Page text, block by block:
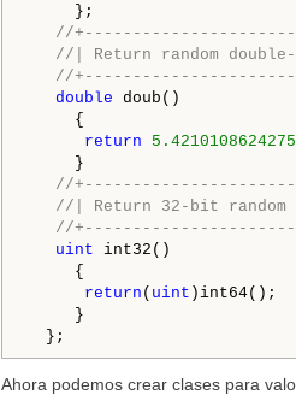
};
//
//| Return random
//
double doub()
{
return
}
//
//| Return 32-bit random
//
uint int32()
{
return ( uint )int64();
}
};
Ahora podemos crear clases para